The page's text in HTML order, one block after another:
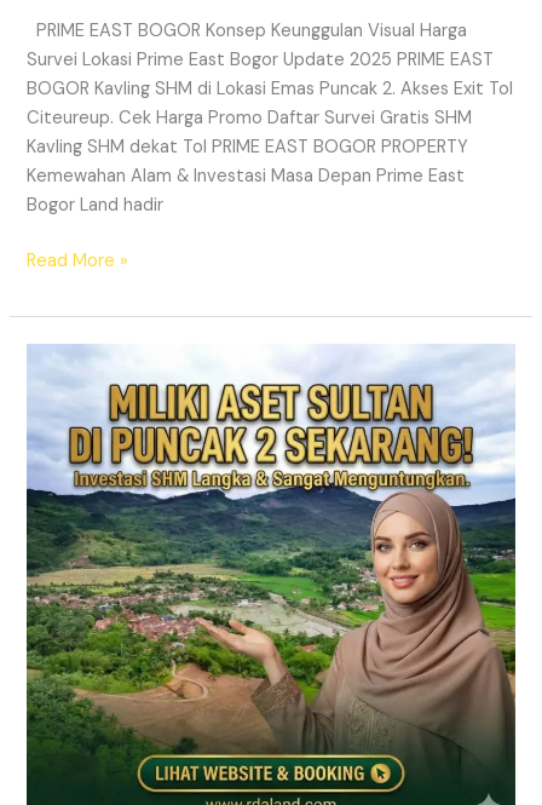
PRIME EAST BOGOR Konsep Keunggulan Visual Harga
Survei Lokasi Prime East Bogor Update 2025 PRIME EAST
BOGOR Kavling SHM di Lokasi Emas Puncak 2. Akses Exit Tol
Citeureup. Cek Harga Promo Daftar Survei Gratis SHM
Kavling SHM dekat Tol PRIME EAST BOGOR PROPERTY
Kemewahan Alam & Investasi Masa Depan Prime East
Bogor Land hadir
Read More »
Tanah
Kavling
Puncak
SHM
–
Prime
East
Bogor
(View
Gunung
&
Sawah)